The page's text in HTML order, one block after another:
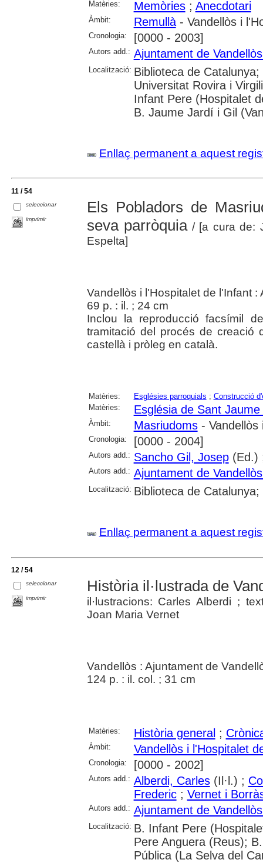
Matèries: Memòries; Anecdotari
Àmbit: Remullà- Vandellòs i
Cronologia: [0000 - 2003]
Autors add.: Ajuntament de
Localització: Biblioteca de
Universitat Rovira i
Infant Pere (Hospitalet
B. Jaume Jardí i Gil
Enllaç permanent a aquest
11 / 54
seleccionar
imprimir
Els Pobladors de
seva parròquia/ [a cura de:
Espelta]
Vandellòs i l'Hospitalet de l'Infant :
69 p. : il. ; 24 cm
Inclou la reproducció facsímil
tramitació del procés de creació
castellà i pròleg en català.
Matèries: Esglésies parroquials ; Construcció
Matèries:
Església de Sant
Àmbit: Masriudoms- Vandellòs
Cronologia: [0000 - 2004]
Autors add.: Sancho Gil, Josep(Ed.)
Autors add.: Ajuntament de
Localització: Biblioteca de
Enllaç permanent a aquest
12 / 54
seleccionar
imprimir
Història il·lustrada de
il·lustracions: Carles Alberdi ;
Joan Maria Vernet
Vandellòs : Ajuntament de
124 p. : il. col. ; 31 cm
Matèries: Història general ;
Àmbit: Vandellòs i l'Hospitalet
Cronologia: [0000 - 2002]
Autors add.: Alberdi, Carles(Il·l.) ;
Frederic; Vernet i
Autors add.: Ajuntament de
Localització: B. Infant Pere
Pere Anguera (Reus);
Pública (La Selva del